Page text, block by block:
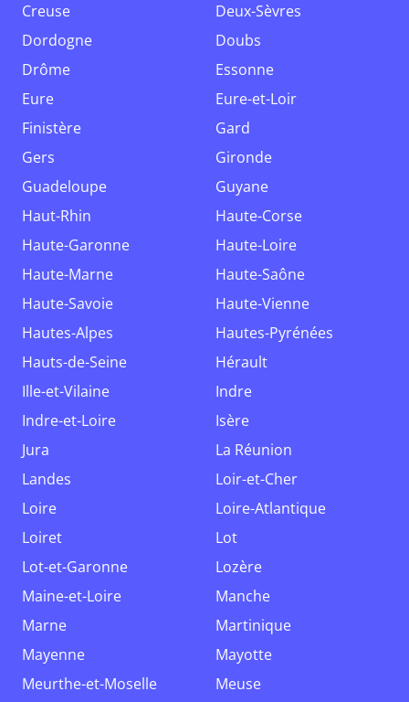
Creuse
Deux-Sèvres
Dordogne
Doubs
Drôme
Essonne
Eure
Eure-et-Loir
Finistère
Gard
Gers
Gironde
Guadeloupe
Guyane
Haut-Rhin
Haute-Corse
Haute-Garonne
Haute-Loire
Haute-Marne
Haute-Saône
Haute-Savoie
Haute-Vienne
Hautes-Alpes
Hautes-Pyrénées
Hauts-de-Seine
Hérault
Ille-et-Vilaine
Indre
Indre-et-Loire
Isère
Jura
La Réunion
Landes
Loir-et-Cher
Loire
Loire-Atlantique
Loiret
Lot
Lot-et-Garonne
Lozère
Maine-et-Loire
Manche
Marne
Martinique
Mayenne
Mayotte
Meurthe-et-Moselle
Meuse